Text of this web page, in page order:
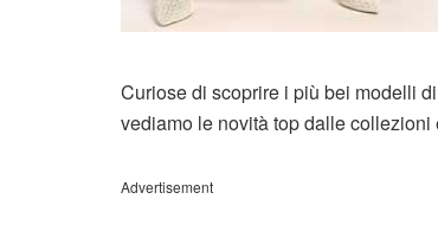
Curiose di scoprire i più bei modelli
vediamo le novità top dalle collezioni
Advertisement